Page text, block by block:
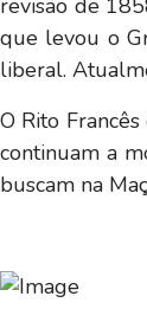
que levou o
liberal.
O Rito
continuam a
buscam na